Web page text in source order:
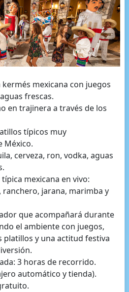
mexicana con juegos
frescas.
en trajinera a través de los
típicos muy
México.
cerveza, ron, vodka, aguas
mexicana en vivo:
jarana, marimba y
que acompañará durante
el ambiente con juegos,
platillos y una actitud festiva
3 horas de recorrido.
automático y tienda).